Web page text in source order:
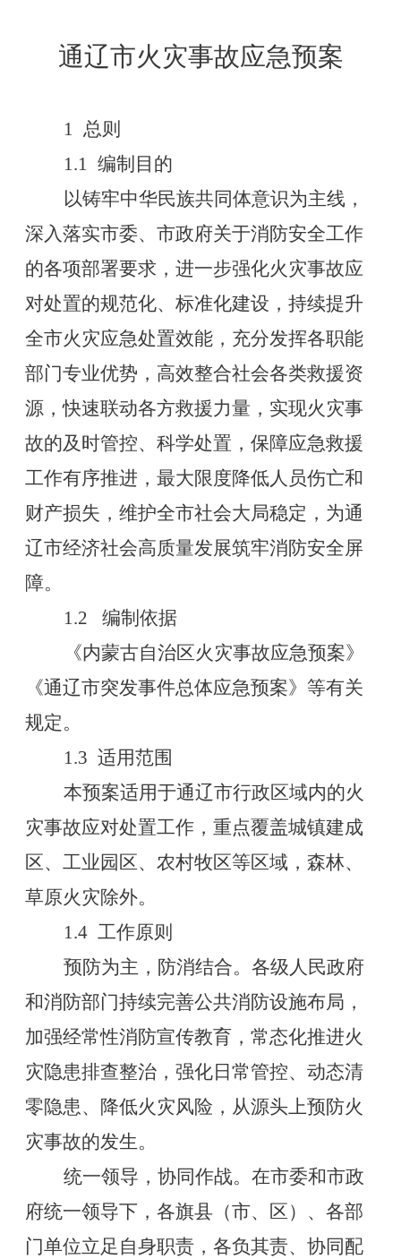
通辽市火灾事故应急预案
1 总则
1.1 编制目的
以铸牢中华民族共同体意识为主线，
深入落实市委、市政府关于消防安全工作
的各项部署要求，进一步强化火灾事故应
对处置的规范化、标准化建设，持续提升
全市火灾应急处置效能，充分发挥各职能
部门专业优势，高效整合社会各类救援资
源，快速联动各方救援力量，实现火灾事
故的及时管控、科学处置，保障应急救援
工作有序推进，最大限度降低人员伤亡和
财产损失，维护全市社会大局稳定，为通
辽市经济社会高质量发展筑牢消防安全屏
障。
1.2
编制依据
《内蒙古自治区火灾事故应急预案》
《通辽市突发事件总体应急预案》等有关
规定。
1.3 适用范围
本预案适用于通辽市行政区域内的火
灾事故应对处置工作，重点覆盖城镇建成
区、工业园区、农村牧区等区域，森林、
草原火灾除外。
1.4 工作原则
预防为主，防消结合。各级人民政府
和消防部门持续完善公共消防设施布局，
加强经常性消防宣传教育，常态化推进火
灾隐患排查整治，强化日常管控、动态清
零隐患、降低火灾风险，从源头上预防火
灾事故的发生。
统一领导，协同作战。在市委和市政
府统一领导下，各旗县（市、区）、各部
门单位立足自身职责，各负其责、协同配